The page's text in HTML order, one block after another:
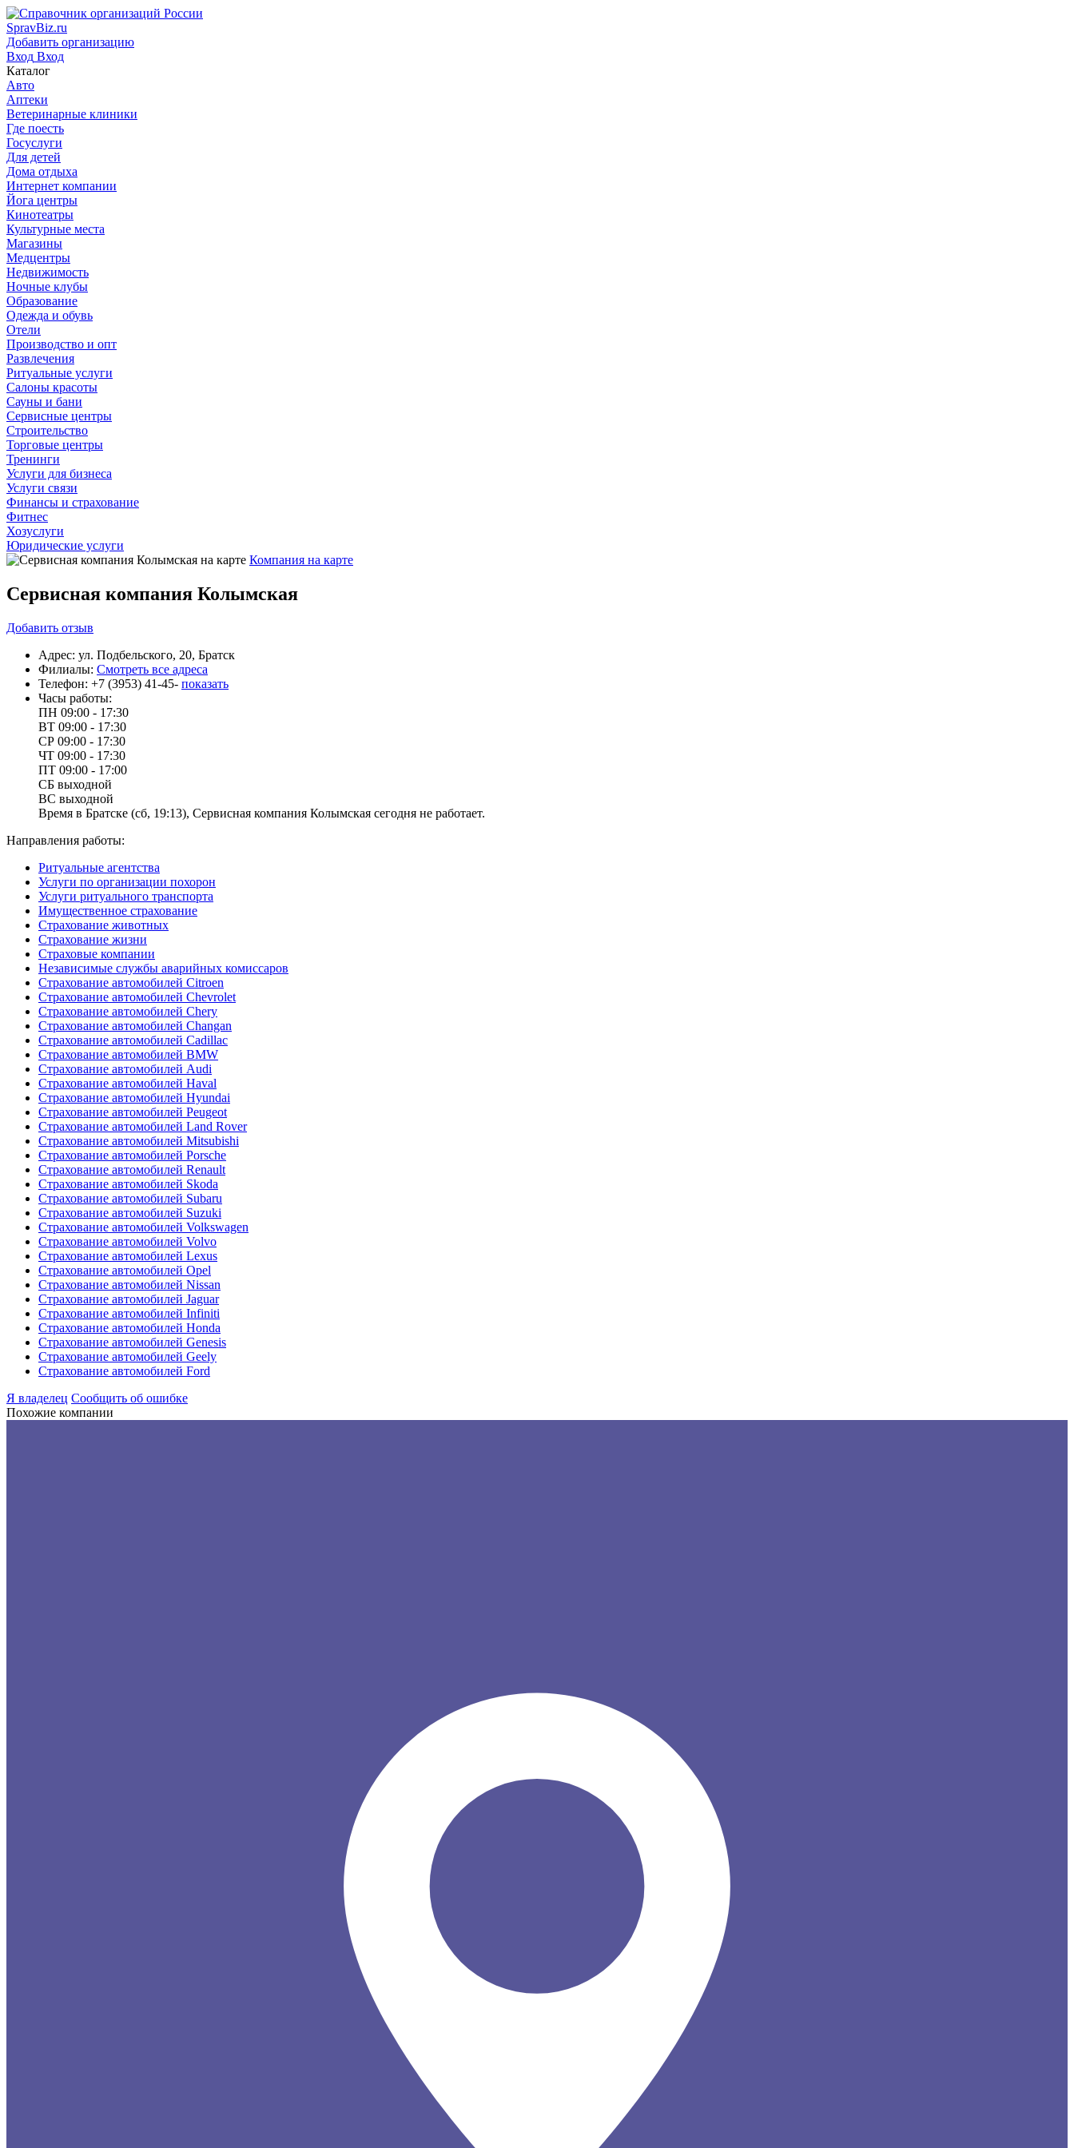
SpravBiz.ru
Добавить организацию
Вход Вход
Каталог
Авто
Аптеки
Ветеринарные клиники
Где поесть
Госуслуги
Для детей
Дома отдыха
Интернет компании
Йога центры
Кинотеатры
Культурные места
Магазины
Медцентры
Недвижимость
Ночные клубы
Образование
Одежда и обувь
Отели
Производство и опт
Развлечения
Ритуальные услуги
Салоны красоты
Сауны и бани
Сервисные центры
Строительство
Торговые центры
Тренинги
Услуги для бизнеса
Услуги связи
Финансы и страхование
Фитнес
Хозуслуги
Юридические услуги
Компания на карте
Сервисная компания Колымская
Добавить отзыв
Адрес: ул. Подбельского, 20, Братск
Филиалы: Смотреть все адреса
Телефон: +7 (3953) 41-45- показать
Часы работы:
ПН 09:00 - 17:30
ВТ 09:00 - 17:30
СР 09:00 - 17:30
ЧТ 09:00 - 17:30
ПТ 09:00 - 17:00
СБ выходной
ВС выходной
Время в Братске (сб, 19:13), Сервисная компания Колымская сегодня не работает.
Направления работы:
Ритуальные агентства
Услуги по организации похорон
Услуги ритуального транспорта
Имущественное страхование
Страхование животных
Страхование жизни
Страховые компании
Независимые службы аварийных комиссаров
Страхование автомобилей Citroen
Страхование автомобилей Chevrolet
Страхование автомобилей Chery
Страхование автомобилей Changan
Страхование автомобилей Cadillac
Страхование автомобилей BMW
Страхование автомобилей Audi
Страхование автомобилей Haval
Страхование автомобилей Hyundai
Страхование автомобилей Peugeot
Страхование автомобилей Land Rover
Страхование автомобилей Mitsubishi
Страхование автомобилей Porsche
Страхование автомобилей Renault
Страхование автомобилей Skoda
Страхование автомобилей Subaru
Страхование автомобилей Suzuki
Страхование автомобилей Volkswagen
Страхование автомобилей Volvo
Страхование автомобилей Lexus
Страхование автомобилей Opel
Страхование автомобилей Nissan
Страхование автомобилей Jaguar
Страхование автомобилей Infiniti
Страхование автомобилей Honda
Страхование автомобилей Genesis
Страхование автомобилей Geely
Страхование автомобилей Ford
Я владелец Сообщить об ошибке
Похожие компании